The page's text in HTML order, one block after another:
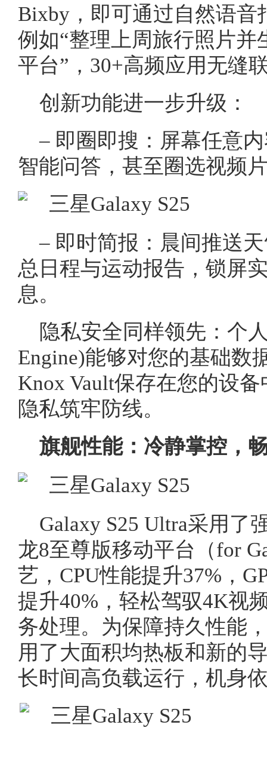
Bixby，即可通过自然语音
例如“整理上周旅行照片并
平台”，30+高频应用无缝
创新功能进一步升级：
– 即圈即搜：屏幕任意
智能问答，甚至圈选视频
– 即时简报：晨间推送
总日程与运动报告，锁屏
息。
隐私安全同样领先：个
Engine)能够对您的基础数
Knox Vault保存在您的设
隐私筑牢防线。
旗舰性能：冷静掌控，
Galaxy S25 Ultra采用
龙8至尊版移动平台（for
艺，CPU性能提升37%，
提升40%，轻松驾驭4K视
务处理。为保障持久性能
用了大面积均热板和新的
长时间高负载运行，机身